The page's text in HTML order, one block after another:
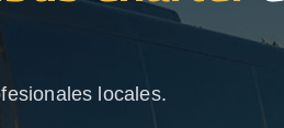
locales.